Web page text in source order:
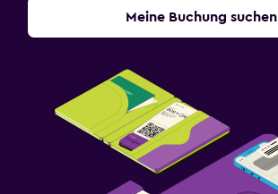
Meine Buchung suchen